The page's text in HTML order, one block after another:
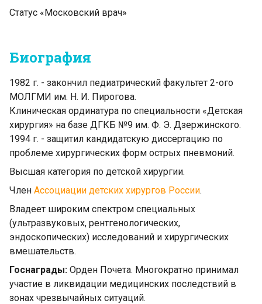
Статус «Московский врач»
Биография
1982 г. - закончил педиатрический факультет 2-ого
МОЛГМИ им. Н. И. Пирогова.
Клиническая ординатура по специальности «Детская
хирургия» на базе ДГКБ №9 им. Ф. Э. Дзержинского.
1994 г. - защитил кандидатскую диссертацию по
проблеме хирургических форм острых пневмоний.
Высшая категория по детской хирургии.
Член Ассоциации детских хирургов России.
Владеет широким спектром специальных
(ультразвуковых, рентгенологических,
эндоскопических) исследований и хирургических
вмешательств.
Госнаграды: Орден Почета. Многократно принимал
участие в ликвидации медицинских последствий в
зонах чрезвычайных ситуаций.